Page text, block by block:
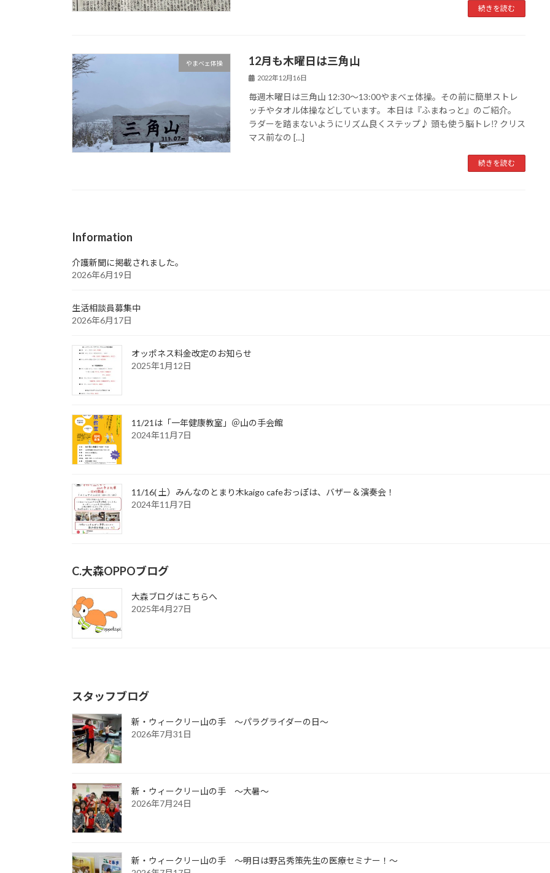
続きを読む
やまベェ体操 12月も木曜日は三角山
2022年12月16日
毎週木曜日は三角山 12:30〜13:00やまべェ体操。その前に簡単ストレ
ッチやタオル体操などしています。 本日は『ふまねっと』のご紹介。
ラダーを踏まないようにリズム良くステップ♪ 頭も使う脳トレ⁉︎ クリス
マス前なの […]
続きを読む
Information
介護新聞に掲載されました。
2026年6月19日
生活相談員募集中
2026年6月17日
オッポネス料金改定のお知らせ
2025年1月12日
11/21は「一年健康教室」＠山の手会館
2024年11月7日
11/16( 土）みんなのとまり木kaigo cafeおっぽは、バザー＆演奏会！
2024年11月7日
C.大森OPPOブログ
大森ブログはこちらへ
2025年4月27日
スタッフブログ
新・ウィークリー山の手 ～パラグライダーの日～
2026年7月31日
新・ウィークリー山の手 ～大暑～
2026年7月24日
新・ウィークリー山の手 ～明日は野呂秀策先生の医療セミナー！～